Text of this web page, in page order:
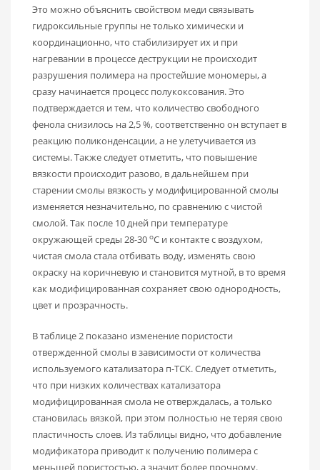
Это можно объяснить свойством меди связывать
гидроксильные группы не только химически и
координационно, что стабилизирует их и при
нагревании в процессе деструкции не происходит
разрушения полимера на простейшие мономеры, а
сразу начинается процесс полукоксования. Это
подтверждается и тем, что количество свободного
фенола снизилось на 2,5 %, соответственно он вступает в
реакцию поликонденсации, а не улетучивается из
системы. Также следует отметить, что повышение
вязкости происходит разово, в дальнейшем при
старении смолы вязкость у модифицированной смолы
изменяется незначительно, по сравнению с чистой
смолой. Так после 10 дней при температуре
окружающей среды 28-30 оС и контакте с воздухом,
чистая смола стала отбивать воду, изменять свою
окраску на коричневую и становится мутной, в то время
как модифицированная сохраняет свою однородность,
цвет и прозрачность.
В таблице 2 показано изменение пористости
отвержденной смолы в зависимости от количества
используемого катализатора п-ТСК. Следует отметить,
что при низких количествах катализатора
модифицированная смола не отверждалась, а только
становилась вязкой, при этом полностью не теряя свою
пластичность слоев. Из таблицы видно, что добавление
модификатора приводит к получению полимера с
меньшей пористостью, а значит более прочному.